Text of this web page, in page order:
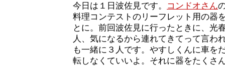
今日は１日波佐見です。 コンドオさん
料理コンテストのリーフレット用の器
とに。前回波佐見に行ったときに、光
人、気になるから連れてきてって言わ
も一緒に３人です。やすしくんに車を
転しなくていいよ。それに器をたくさ